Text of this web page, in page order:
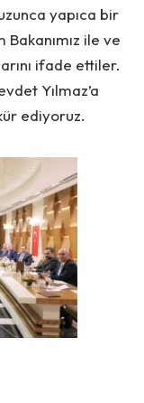
yapıca bir
ile ve
ifade ettiler.
Yılmaz’a
ediyoruz.